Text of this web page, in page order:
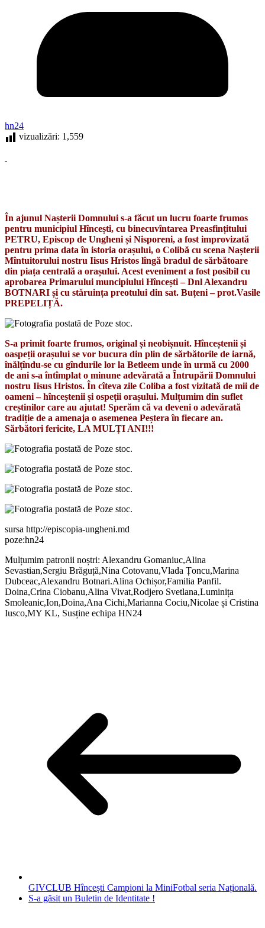
hn24
vizualizări: 1,559
În ajunul Nașterii Domnului s-a făcut un lucru foarte frumos
pentru municipiul Hîncești, cu binecuvîntarea Preasfințitului
PETRU, Episcop de Ungheni și Nisporeni, a fost improvizată
pentru prima data în istoria orașului, o Colibă cu scena Nașterii
Mîntuitorului nostru Iisus Hristos lîngă bradul de sărbătoare
din piața centrală a orașului. Acest eveniment a fost posibil cu
aprobarea Primarului muncipiului Hîncești – Dnl Alexandru
BOTNARI și cu stăruința preotului din sat. Buțeni – prot.Vasile
PREPELIȚĂ.
S-a primit foarte frumos, original și neobișnuit. Hînceștenii și
oaspeții orașului se vor bucura din plin de sărbătorile de iarnă,
înălțîndu-se cu gîndurile lor la Betleem unde în urmă cu 2000
de ani s-a întîmplat o minune adevărată a Întrupării Domnului
nostru Iisus Hristos. În cîteva zile Coliba a fost vizitată de mii de
oameni – hînceștenii și ospeții orașului. Mulțumim din suflet
creștinilor care au ajutat! Sperăm că va deveni o adevărată
tradiție de a amenaja o asemenea Peștera în fiecare an.
Sărbători fericite, LA MULȚI ANI!!!
sursa http://episcopia-ungheni.md
poze:hn24
Mulțumim patronii noștri: Alexandru Gomaniuc,Alina
Sevastian,Sergiu Brăguță,Nina Cotovanu,Vlada Țoncu,Marina
Dubceac,Alexandru Botnari.Alina Ochișor,Familia Panfil.
Doina,Crina Ciobanu,Alina Vivat,Rodjero Svetlana,Luminița
Smoleanic,Ion,Doina,Ana Cichi,Marianna Cociu,Nicolae și Cristina
Iusco,MY KL, Susține echipa HN24
GIVCLUB Hîncești Campioni la MiniFotbal seria Națională.
S-a găsit un Buletin de Identitate !